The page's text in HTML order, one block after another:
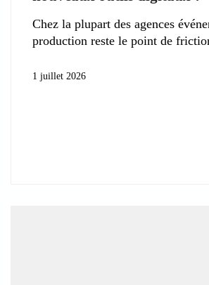
Chez la plupart des agences
production reste le point de
1 juillet 2026